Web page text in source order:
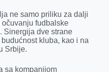
ne samo priliku za dalji
fudbalske
Sinergija dve strane
kluba, kao i na
Srbije.
sa kompanijom